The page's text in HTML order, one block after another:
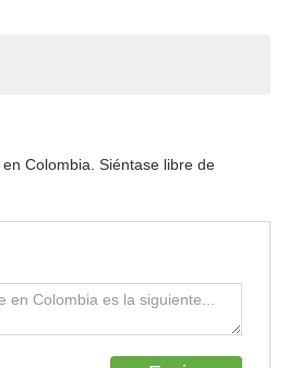
Colombia. Siéntase libre de